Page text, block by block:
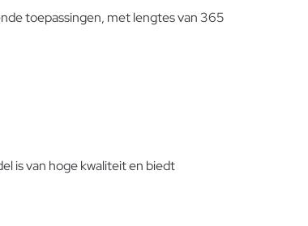
toepassingen, met lengtes van 365
is van hoge kwaliteit en biedt